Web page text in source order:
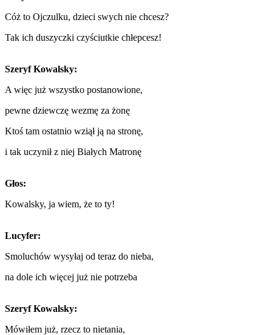
Cóż to Ojczulku, dzieci swych nie chcesz?
Tak ich duszyczki czyściutkie chłepcesz!
Szeryf Kowalsky:
A więc już wszystko postanowione,
pewne dziewczę wezmę za żonę
Ktoś tam ostatnio wziął ją na stronę,
i tak uczynił z niej Białych Matronę
Głos:
Kowalsky, ja wiem, że to ty!
Lucyfer:
Smoluchów wysyłaj od teraz do nieba,
na dole ich więcej już nie potrzeba
Szeryf Kowalsky:
Mówiłem już, rzecz to nietania,